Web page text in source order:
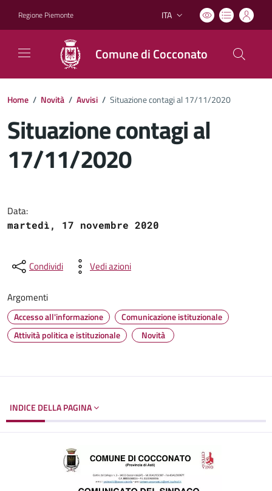
Regione Piemonte Lingua attiva:
ITA
Comune di Cocconato
Home / Novità / Avvisi / Situazione contagi al 17/11/2020
Situazione contagi al
17/11/2020
Data:
martedì, 17 novembre 2020
Condividi Vedi azioni
Argomenti
Accesso all'informazione
Comunicazione istituzionale
Attività politica e istituzionale
Novità
INDICE DELLA PAGINA